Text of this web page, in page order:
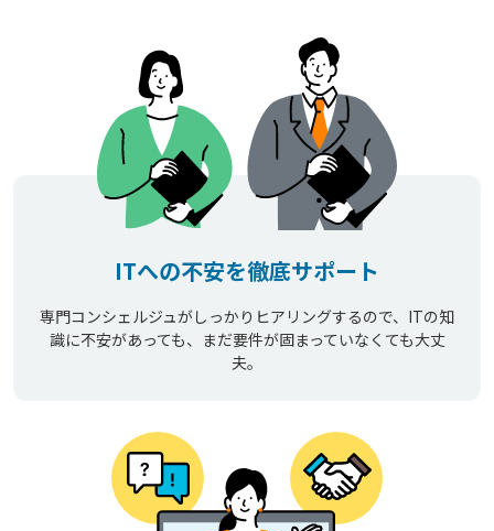
ITへの不安を徹底サポート
専門コンシェルジュがしっかりヒアリングするので、ITの知
識に不安があっても、まだ要件が固まっていなくても大丈
夫。